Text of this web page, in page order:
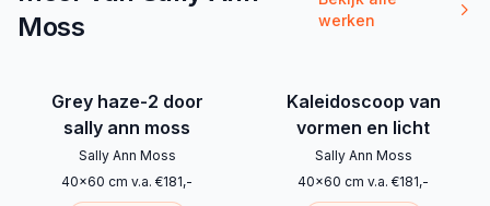
Moss
werken
Grey haze-2 door
sally ann moss
Sally Ann Moss
40x60 cm v.a. €181,-
Kaleidoscoop van
vormen en licht
Sally Ann Moss
40x60 cm v.a. €181,-